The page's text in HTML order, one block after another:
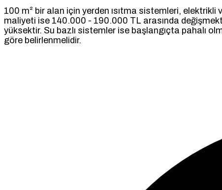
100 m² bir alan için yerden ısıtma sistemleri,
maliyeti ise 140.000 - 190.000 TL arasında
yüksektir. Su bazlı sistemler ise başlangıçta pahalı
göre belirlenmelidir.